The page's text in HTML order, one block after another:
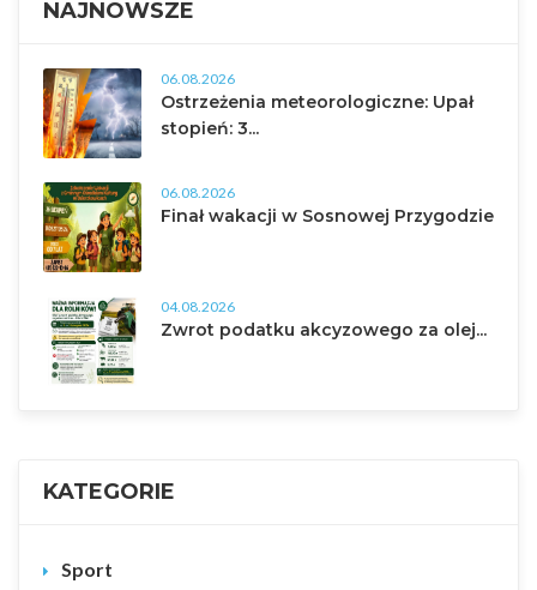
NAJNOWSZE
06.08.2026
Ostrzeżenia meteorologiczne: Upał
stopień: 3...
06.08.2026
Finał wakacji w Sosnowej Przygodzie
04.08.2026
Zwrot podatku akcyzowego za olej...
KATEGORIE
Sport